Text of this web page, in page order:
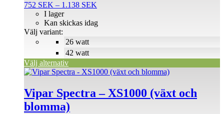
752 SEK – 1.138 SEK
till
26 watt
42 watt
I lager
Kan skickas idag
Välj variant:
Välj alternativ
varianter.
olika
alternativen
på
produktsidan
Vipar Spectra – XS1000 (växt och
blomma)